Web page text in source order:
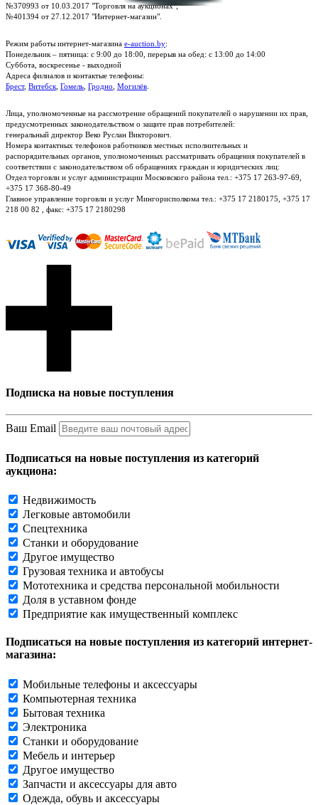
№370993 от 10.03.2017 "Торговля на аукционах";
№401394 от 27.12.2017 "Интернет-магазин".
Режим работы интернет-магазина e-auction.by:
Понедельник – пятница: с 9:00 до 18:00, перерыв на обед: с 13:00 до 14:00
Суббота, воскресенье - выходной
Адреса филиалов и контактые телефоны:
Брест, Витебск Гомель Гродно Могилёв
Лица, уполномоченные на рассмотрение обращений покупателей о нарушении их прав,
предусмотренных законодательством о защите прав потребителей:
генеральный директор Веко Руслан Викторович.
Номера контактных телефонов работников местных исполнительных и
распорядительных органов, уполномоченных рассматривать обращения покупателей в
соответствии с законодательством об обращениях граждан и юридических лиц:
Отдел торговли и услуг администрации Московского района тел.: +375 17 263-97-69,
+375 17 368-80-49
Главное управление торговли и услуг Мингорисполкома тел.: +375 17 2180175, +375 17
218 00 82 , факс: +375 17 2180298
Подписка на новые поступления
Ваш Email
Подписаться на новые поступления из категорий
аукциона:
Недвижимость
Легковые автомобили
Спецтехника
Станки и оборудование
Другое имущество
Грузовая техника и автобусы
Мототехника и средства персональной мобильности
Доля в уставном фонде
Предприятие как имущественный комплекс
Подписаться на новые поступления из категорий интернет-
магазина:
Мобильные телефоны и аксессуары
Компьютерная техника
Бытовая техника
Электроника
Станки и оборудование
Мебель и интерьер
Другое имущество
Запчасти и аксессуары для авто
Одежда, обувь и аксессуары